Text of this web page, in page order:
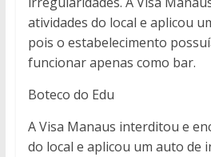
atividades do local e aplicou
pois o estabelecimento
funcionar apenas como bar.
Boteco do Edu
A Visa Manaus interditou e
do local e aplicou um auto de